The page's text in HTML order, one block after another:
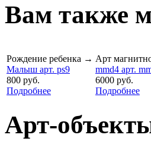
Вам также
Рождение ребенка →
Малыш арт. ps9
800 руб.
Подробнее
Арт
mmd4 арт.
6000 руб.
Подробнее
Арт-